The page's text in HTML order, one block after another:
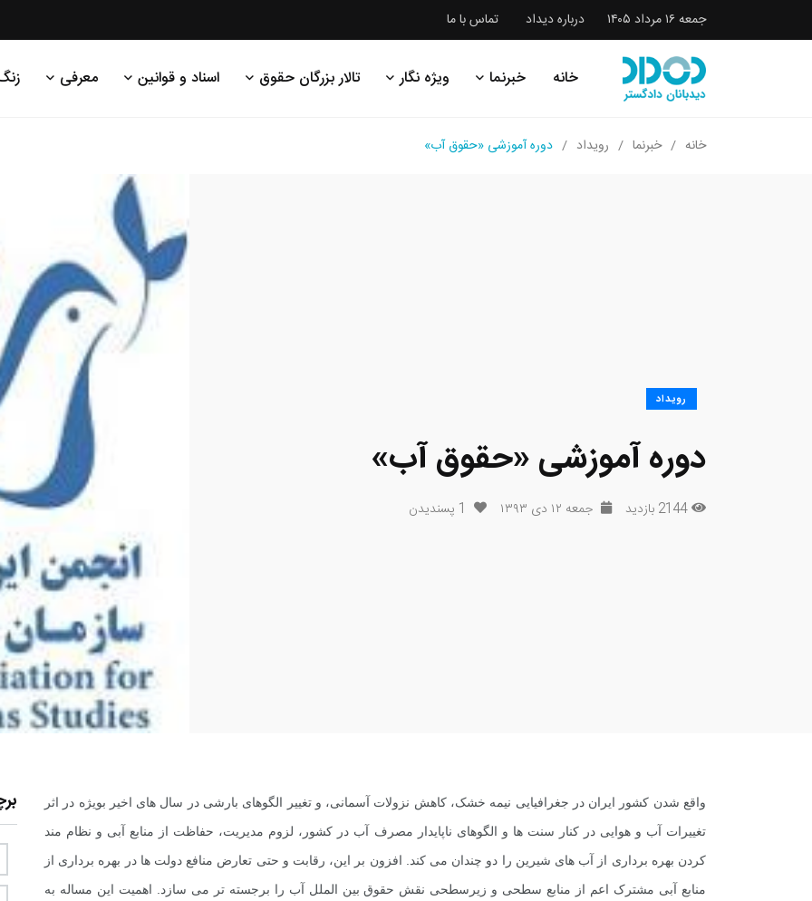
جمعه ۱۶ مرداد ۱۴۰۵ درباره دیداد تماس با ما
خانه خبرنما ویژه نگار تالار بزرگان حقوق اسناد و قوانین معرفی
خانه خبرنما رویداد دوره آموزشی «حقوق آب»
رویداد
دوره آموزشی «حقوق آب»
2144 بازدید جمعه ۱۲ دی ۱۳۹۳ 1 پسندیدن
واقع شدن کشور ایران در جغرافیایی نیمه خشک، کاهش نزولات آسمانی، و تغییر الگوهای بارشی در سال های اخیر بویژه در اثر
تغییرات آب و هوایی در کنار سنت ها و الگوهای ناپایدار مصرف آب در کشور، لزوم مدیریت، حفاظت از منابع آبی و نظام مند
کردن بهره برداری از آب های شیرین را دو چندان می کند. افزون بر این، رقابت و حتی تعارض منافع دولت ها در بهره برداری از
منابع آبی مشترک اعم از منابع سطحی و زیرسطحی نقش حقوق بین الملل آب را برجسته تر می سازد. اهمیت این مساله به